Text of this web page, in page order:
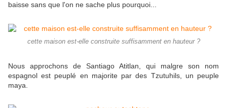
baisse sans que l'on ne sache plus pourquoi...
cette maison est-elle construite suffisamment en hauteur ?
Nous approchons de Santiago Atitlan, qui malgre son nom
espagnol est peuplé en majorite par des Tzutuhils, un peuple
maya.